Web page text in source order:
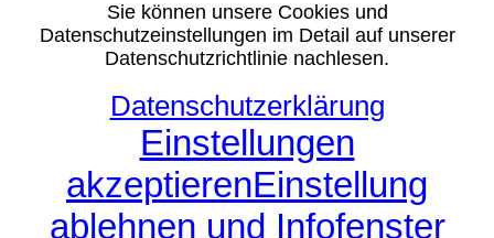
Sie können unsere Cookies und
Datenschutzeinstellungen im Detail auf unserer
Datenschutzrichtlinie nachlesen.
Datenschutzerklärung
Einstellungen
akzeptierenEinstellung
ablehnen und Infofenster